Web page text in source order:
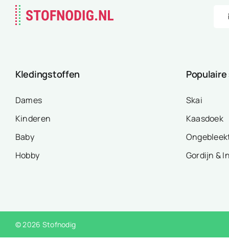
Kledingstoffen
Dames
Kinderen
Baby
Hobby
Skai
Kaasdoek
Gordijn &
© 2026 Stofnodig